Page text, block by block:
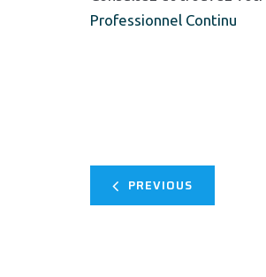
Professionnel Continu
PREVIOUS